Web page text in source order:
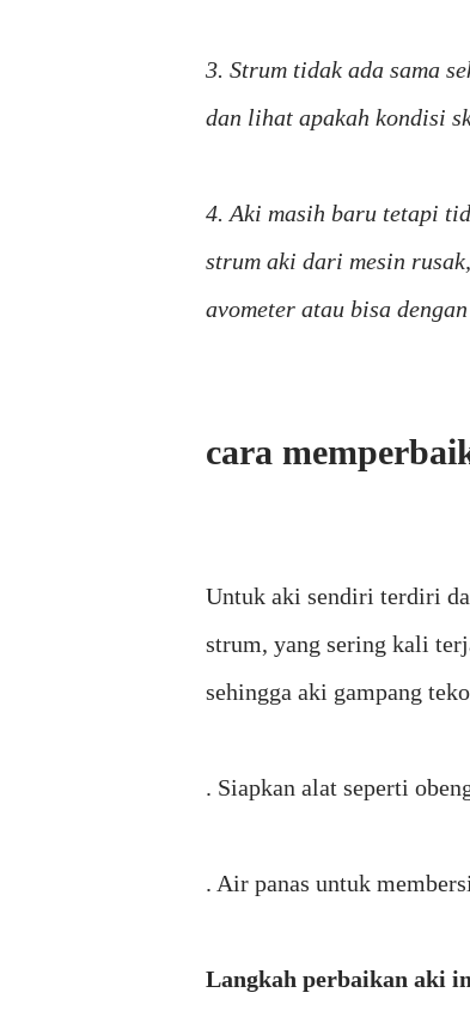
3. Strum tidak ada sama
dan lihat apakah kondisi
4. Aki masih baru tetapi
strum aki dari mesin
avometer atau bisa
cara
Untuk aki sendiri terdiri
strum, yang sering kali
sehingga aki gampang
. Siapkan alat seperti
. Air panas untuk
Langkah perbaikan aki